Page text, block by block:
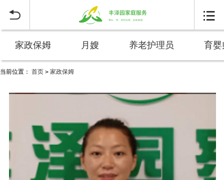
 
家政保姆 月嫂 养老护理员 育婴
当前位置： 首页 > 家政保姆